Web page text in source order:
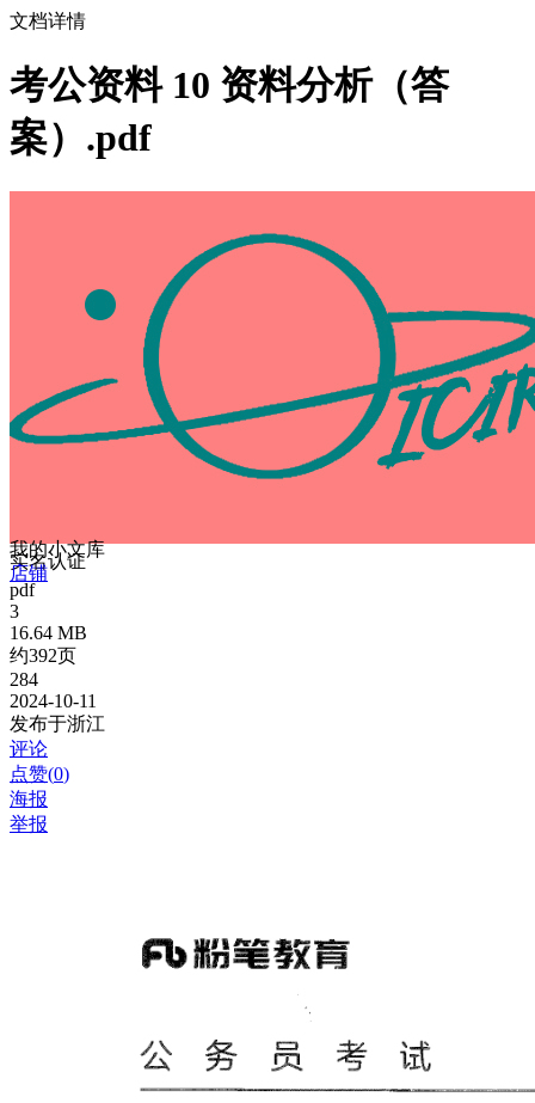
文档详情
考公资料 10 资料分析（答
案）.pdf
我的小文库
实名认证
店铺
pdf
3
16.64 MB
约392页
284
2024-10-11
发布于浙江
评论
点赞(0)
海报
举报